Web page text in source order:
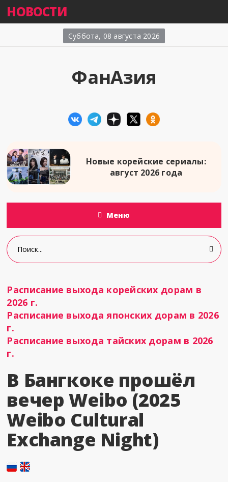
НОВОСТИ
Суббота, 08 августа 2026
ФанАзия
Новые корейские сериалы:
август 2026 года
Меню
Расписание выхода корейских дорам в
2026 г.
Расписание выхода японских дорам в 2026
г.
Расписание выхода тайских дорам в 2026
г.
В Бангкоке прошёл
вечер Weibo (2025
Weibo Cultural
Exchange Night)